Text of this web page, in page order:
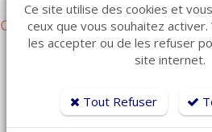
Compatibilité :
Ce moteur permet de remplacer
OKIN OKIDRIVE
Ce site utilise des cookies et
ceux que vous souhaitez activer.
les accepter ou de les refuser
site internet.
Tout Refuser